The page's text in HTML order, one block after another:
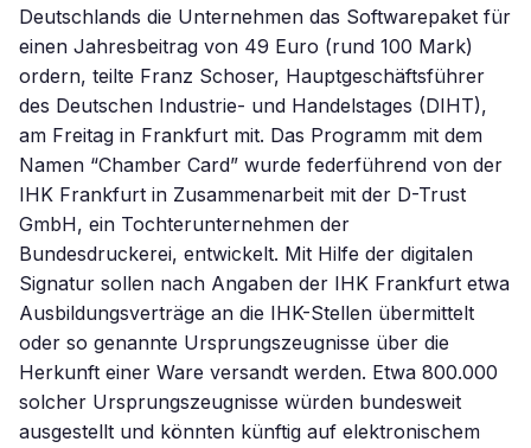
Deutschlands die Unternehmen das Softwarepaket für
einen Jahresbeitrag von 49 Euro (rund 100 Mark)
ordern, teilte Franz Schoser, Hauptgeschäftsführer
des Deutschen Industrie- und Handelstages (DIHT),
am Freitag in Frankfurt mit. Das Programm mit dem
Namen “Chamber Card” wurde federführend von der
IHK Frankfurt in Zusammenarbeit mit der D-Trust
GmbH, ein Tochterunternehmen der
Bundesdruckerei, entwickelt. Mit Hilfe der digitalen
Signatur sollen nach Angaben der IHK Frankfurt etwa
Ausbildungsverträge an die IHK-Stellen übermittelt
oder so genannte Ursprungszeugnisse über die
Herkunft einer Ware versandt werden. Etwa 800.000
solcher Ursprungszeugnisse würden bundesweit
ausgestellt und könnten künftig auf elektronischem